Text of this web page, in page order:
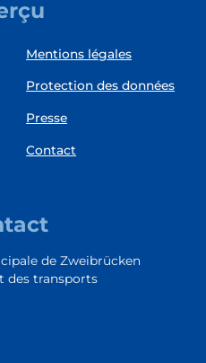
Mentions légales
Protection des données
Presse
Contact
de Zweibrücken
des transports